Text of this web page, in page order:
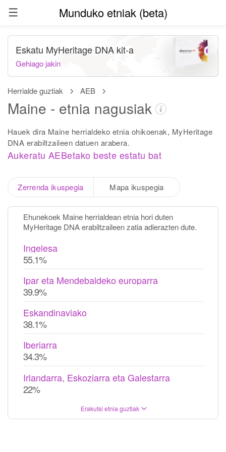
Munduko etniak (beta)
Herrialde guztiak AEB
Maine - etnia nagusiak
Hauek dira Maine herrialdeko etnia ohikoenak, MyHeritage
DNA erabiltzaileen datuen arabera.
Aukeratu AEBetako beste estatu bat
Eskatu MyHeritage DNA kit-a
Gehiago jakin
Zerrenda ikuspegia Mapa ikuspegia
Ehunekoek Maine herrialdean etnia hori duten
MyHeritage DNA erabiltzaileen zatia adierazten dute.
Ingelesa
55.1%
Ipar eta Mendebaldeko europarra
39.9%
Eskandinaviako
38.1%
Iberiarra
34.3%
Irlandarra, Eskoziarra eta Galestarra
22%
Erakutsi etnia guztiak